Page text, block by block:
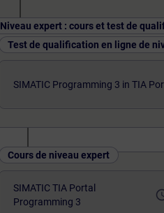
Niveau expert : cours et test de
Test de qualification en ligne de
SIMATIC Programming 3 in TIA
Cours de niveau expert
SIMATIC TIA Portal
Programming 3